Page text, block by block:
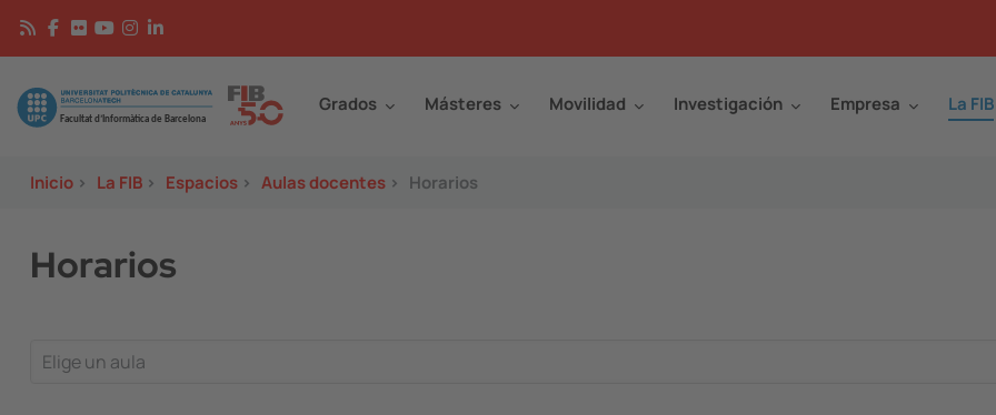
Pasar al contenido principal
Image Grados Másteres Movilidad Investigación Empresa La FIB
Inicio > La FIB > Espacios > Aulas docentes > Horarios
Horarios